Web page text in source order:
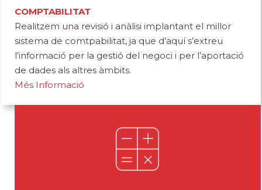
COMPTABILITAT
Realitzem una revisió i anàlisi implantant el millor
sistema de comtpabilitat, ja que d’aquí s’extreu
l’informació per la gestió del negoci i per l’aportació
de dades als altres àmbits.
Més Informació